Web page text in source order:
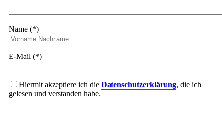
Name (*)
E-Mail (*)
Hiermit akzeptiere ich die Datenschutzerklärung, die ich
gelesen und verstanden habe.